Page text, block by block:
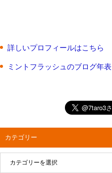
詳しいプロフィールはこちら
ミントフラッシュのブログ年表
カテゴリー